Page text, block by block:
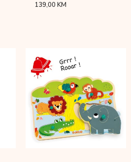
139,00KM